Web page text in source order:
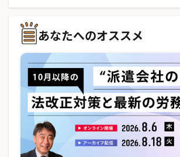
あなたへのオススメ